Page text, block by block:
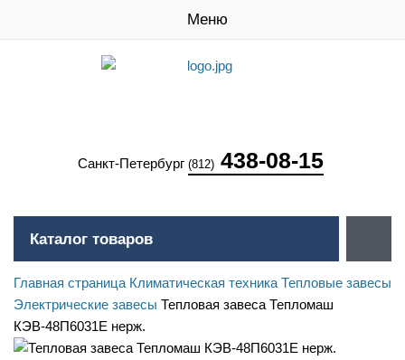
Меню
Санкт-Петербург (812) 438-08-15
Каталог товаров
Главная страница Климатическая техника Тепловые завесы
Электрические завесы Тепловая завеса Тепломаш
КЭВ-48П6031Е нерж.